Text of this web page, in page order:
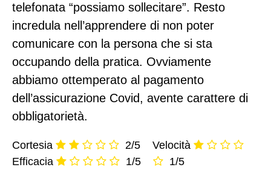
telefonata “possiamo sollecitare”. Resto
incredula nell’apprendere di non poter
comunicare con la persona che si sta
occupando della pratica. Ovviamente
abbiamo ottemperato al pagamento
dell’assicurazione Covid, avente carattere di
obbligatorietà.
Cortesia
2/5
Efficacia
1/5
Velocità
1/5